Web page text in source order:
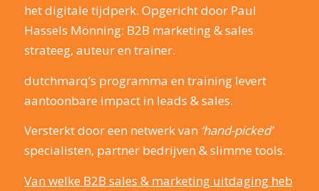
het digitale tijdperk. Opgericht door Paul
Hassels Mönning: B2B marketing & sales
strateeg, auteur en trainer.
dutchmarq’s programma en training levert
aantoonbare impact in leads & sales.
Versterkt door een netwerk van ‘hand-picked’
specialisten, partner bedrijven & slimme tools.
Van welke B2B sales & marketing uitdaging heb